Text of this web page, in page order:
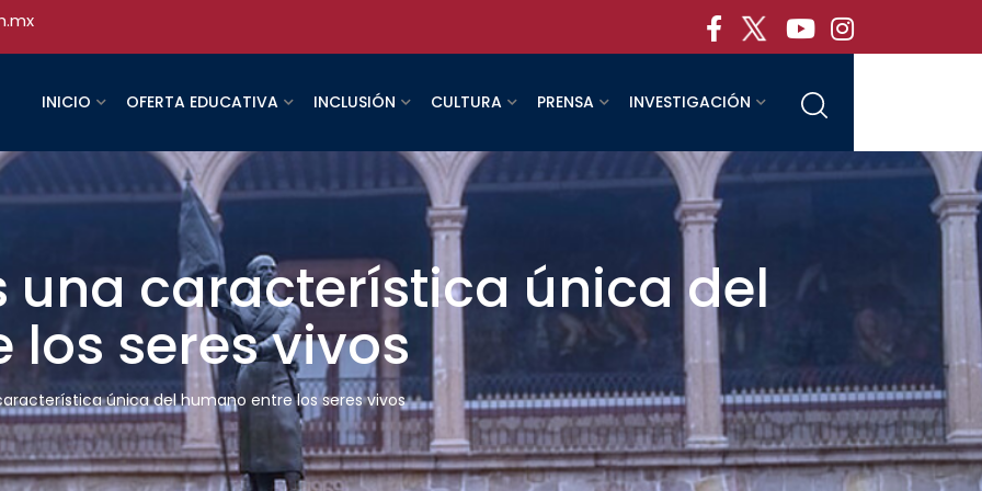
INICIO OFERTA EDUCATIVA INCLUSIÓN CULTURA PRENSA INVESTIGACIÓN
una característica única del
seres vivos
única del humano entre los seres vivos